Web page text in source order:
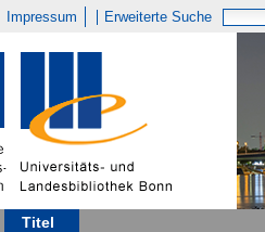
Impressum Erweiterte Suche
Titel